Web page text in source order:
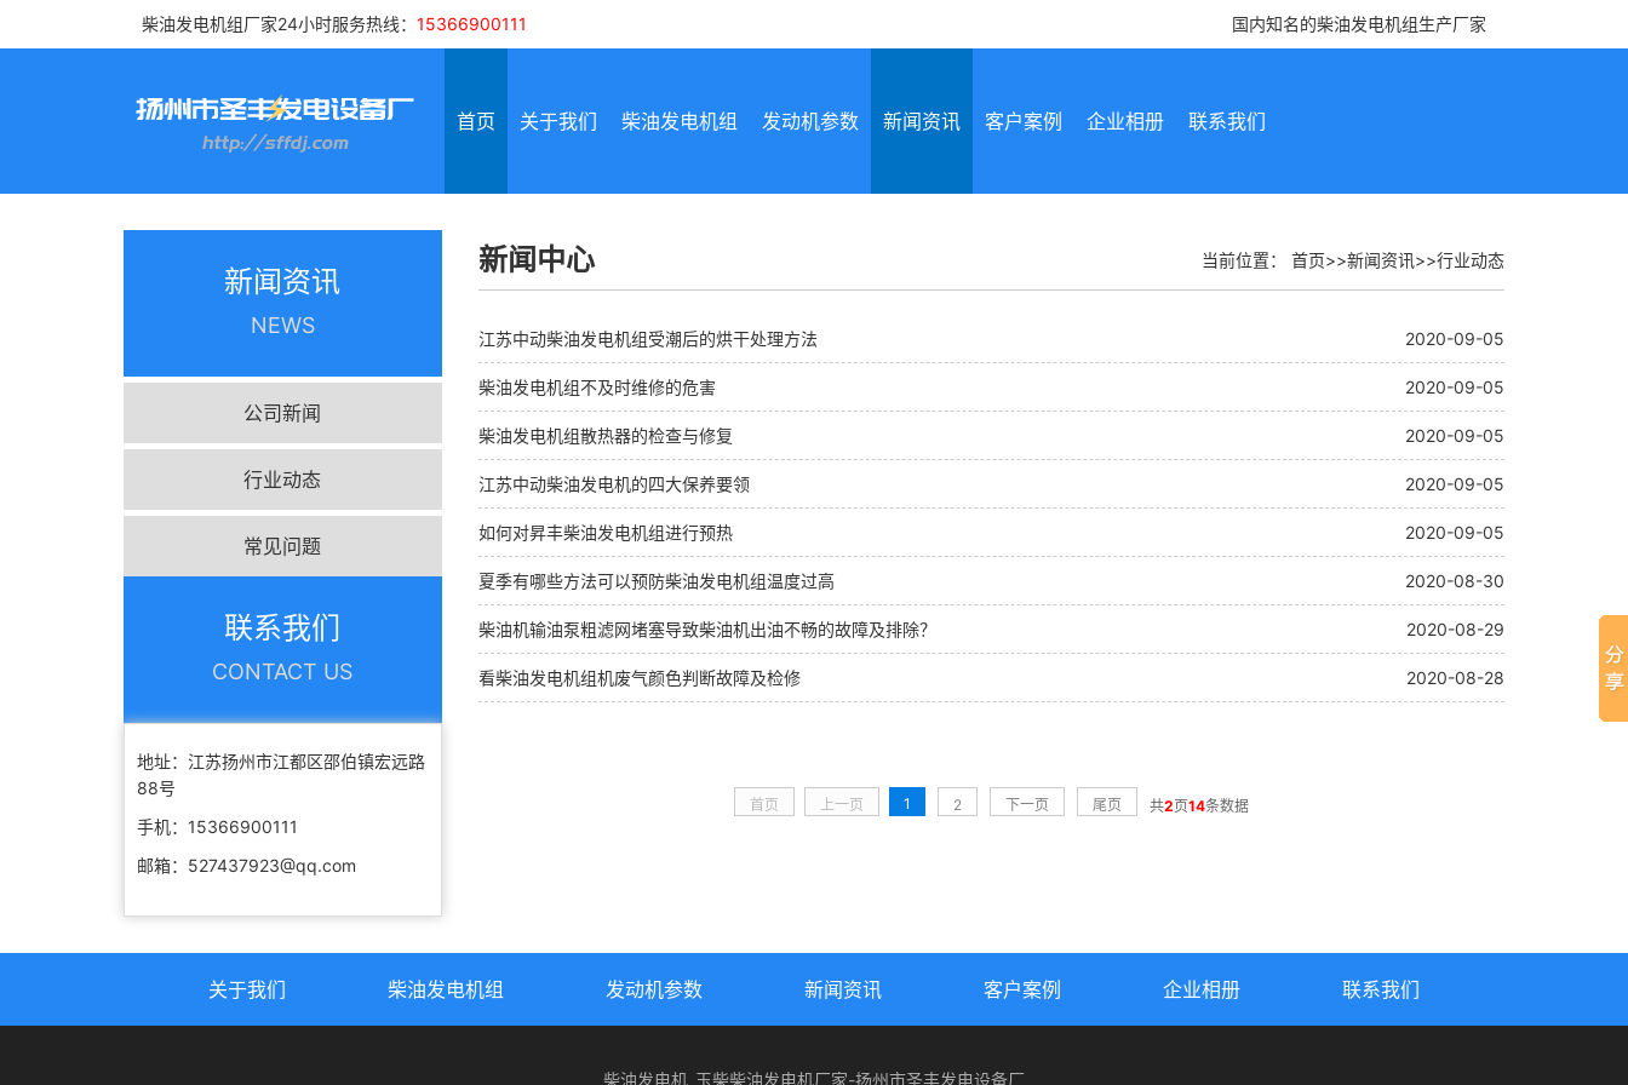
柴油发电机组厂家24小时服务热线： 15366900111 国内知名的柴油发电机组生产厂家
首页 关于我们 柴油发电机组 发动机参数 新闻资讯 客户案例 企业相册 联系我们
新闻资讯
NEWS
公司新闻
行业动态
常见问题
联系我们
CONTACT US
地址：江苏扬州市江都区邵伯镇宏远路
88号
手机：15366900111
邮箱：527437923@qq.com
新闻中心 当前位置： 首页>>新闻资讯>>行业动态
江苏中动柴油发电机组受潮后的烘干处理方法 2020-09-05
柴油发电机组不及时维修的危害 2020-09-05
柴油发电机组散热器的检查与修复 2020-09-05
江苏中动柴油发电机的四大保养要领 2020-09-05
如何对昇丰柴油发电机组进行预热 2020-09-05
夏季有哪些方法可以预防柴油发电机组温度过高 2020-08-30
柴油机输油泵粗滤网堵塞导致柴油机出油不畅的故障及排除？ 2020-08-29
看柴油发电机组机废气颜色判断故障及检修 2020-08-28
首页 上一页 1 2 下一页 尾页 共2页14条数据
关于我们 柴油发电机组 发动机参数 新闻资讯 客户案例 企业相册 联系我们
柴油发电机_玉柴柴油发电机厂家-扬州市圣丰发电设备厂